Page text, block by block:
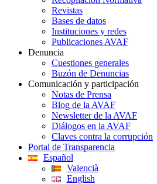
Revistas
Bases de datos
Instituciones y redes
Publicaciones AVAF
Denuncia
Cuestiones generales
Buzón de Denuncias
Comunicación y participación
Notas de Prensa
Blog de la AVAF
Newsletter de la AVAF
Diálogos en la AVAF
Claves contra la corrupción
Portal de Transparencia
Español
Valencià
English